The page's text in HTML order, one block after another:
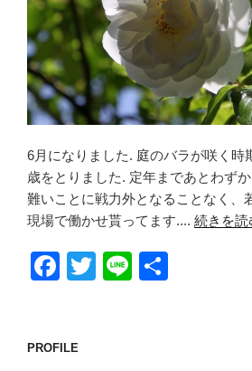
6月になりました. 庭のバラが咲く時
歳をとりました. 定年まであとわず
難いことに戦力外となることなく、
現場で働かせ貰ってます.... 続きを読
F
e
T
Li
PROFILE